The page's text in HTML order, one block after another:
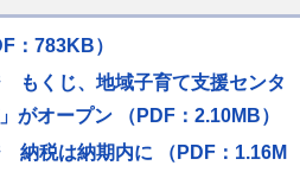
：783KB）
もくじ、地域子育て支援センタ
がオープン （PDF：2.10MB）
納税は納期内に （PDF：1.16M